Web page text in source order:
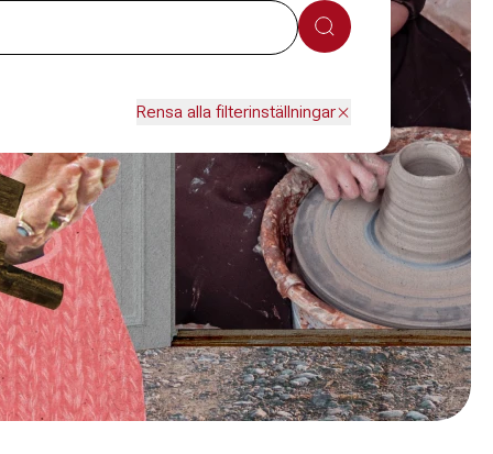
Sök
Rensa alla filterinställningar